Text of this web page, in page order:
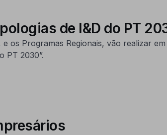
de I&D do PT
os Programas Regionais, vão realizar
PT 2030”.